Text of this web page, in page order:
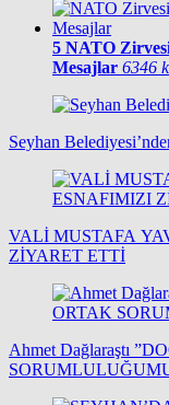
5 NATO
Mesajlar 6346
Seyhan
VALİ MUSTAFA
ZİYARET ETTİ
Ahmet Dağlaraştı